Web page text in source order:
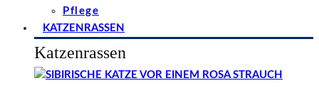
Pflege
KATZENRASSEN
Katzenrassen